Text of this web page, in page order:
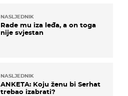
NASLJEDNIK
Rade mu iza leđa, a on toga
nije svjestan
NASLJEDNIK
ANKETA: Koju ženu bi Serhat
trebao izabrati?